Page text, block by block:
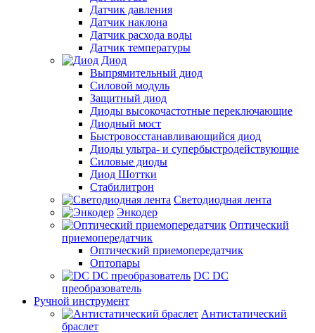
Датчик давления
Датчик наклона
Датчик расхода воды
Датчик температуры
Диод
Выпрямительный диод
Силовой модуль
Защитный диод
Диоды высокочастотные переключающие
Диодный мост
Быстровосстанавливающийся диод
Диоды ультра- и супербыстродействующие
Силовые диоды
Диод Шоттки
Стабилитрон
Светодиодная лента
Энкодер
Оптический
приемопередатчик
Оптический приемопередатчик
Оптопары
DC DC
преобразователь
Ручной инструмент
Антистатический
браслет